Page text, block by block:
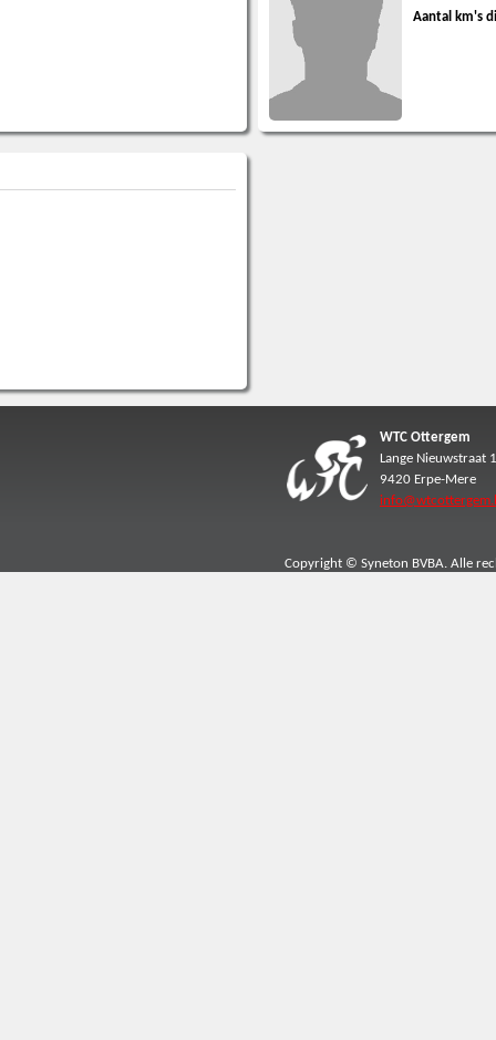
Aantal km's
WTC Ottergem
Lange Nieuwstraat
9420 Erpe-Mere
Copyright © Syneton BVBA. Alle